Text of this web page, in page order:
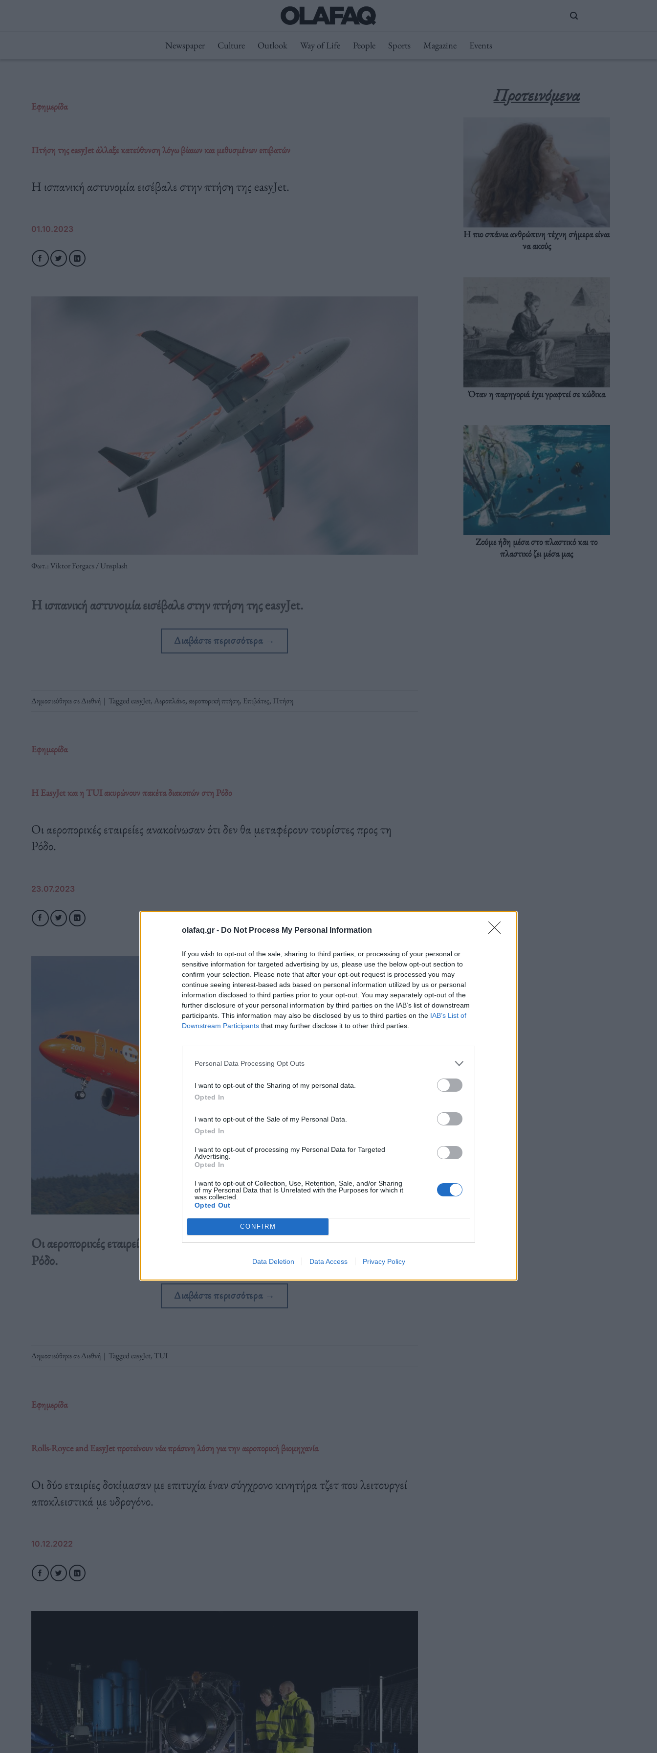
olafaq.gr - Do Not Process My Personal Information
If you wish to opt-out of the sale, sharing to third parties, or processing of your personal or
sensitive information for targeted advertising by us, please use the below opt-out section to
confirm your selection. Please note that after your opt-out request is processed you may
continue seeing interest-based ads based on personal information utilized by us or personal
information disclosed to third parties prior to your opt-out. You may separately opt-out of the
further disclosure of your personal information by third parties on the IAB’s list of downstream
participants. This information may also be disclosed by us to third parties on the IAB’s List of
Downstream Participants that may further disclose it to other third parties.
Personal Data Processing Opt Outs
I want to opt-out of the Sharing of my personal data.
Opted In
I want to opt-out of the Sale of my Personal Data.
Opted In
I want to opt-out of processing my Personal Data for Targeted
Advertising.
Opted In
I want to opt-out of Collection, Use, Retention, Sale, and/or Sharing
of my Personal Data that Is Unrelated with the Purposes for which it
was collected.
Opted Out
CONFIRM
Data Deletion Data Access Privacy Policy
Newspaper Culture Outlook Way of Life People Sports Magazine Events
Εφημερίδα
Πτήση της easyJet άλλαξε κατεύθυνση λόγω βίαιων και μεθυσμένων επιβατών
Η ισπανική αστυνομία εισέβαλε στην πτήση της easyJet.
01.10.2023
Φωτ.: Viktor Forgacs / Unsplash
Η ισπανική αστυνομία εισέβαλε στην πτήση της easyJet.
Διαβάστε περισσότερα →
Δημοσιεύθηκε σεΔιεθνή | TaggedeasyJet,Αεροπλάνο,αεροπορική πτήση, Επιβάτες, Πτήση
Εφημερίδα
Η EasyJet και η TUI ακυρώνουν πακέτα διακοπών στη Ρόδο
Οι αεροπορικές εταιρείες ανακοίνωσαν ότι δεν θα μεταφέρουν τουρίστες προς τη
Ρόδο.
23.07.2023
Οι αεροπορικές εταιρείες ανακοίνωσαν ότι δεν θα μεταφέρουν τουρίστες προς τη
Ρόδο.
Διαβάστε περισσότερα →
Δημοσιεύθηκε σεΔιεθνή | TaggedeasyJet, TUI
Εφημερίδα
Rolls-Royce and EasyJet προτείνουν νέα πράσινη λύση για την αεροπορική βιομηχανία
Οι δύο εταιρίες δοκίμασαν με επιτυχία έναν σύγχρονο κινητήρα τζετ που λειτουργεί
αποκλειστικά με υδρογόνο.
10.12.2022
Προτεινόμενα
Η πιο σπάνια ανθρώπινη τέχνη σήμερα είναι
να ακούς
Όταν η παρηγοριά έχει γραφτεί σε κώδικα
Ζούμε ήδη μέσα στο πλαστικό και το
πλαστικό ζει μέσα μας